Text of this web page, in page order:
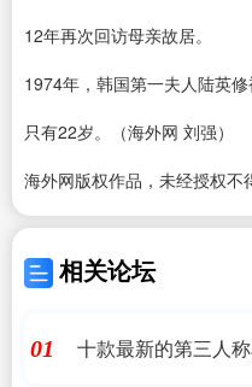
12年再次回访母亲故居。
1974年，韩国第一夫人陆英
只有22岁。（海外网 刘强）
海外网版权作品，未经授权不
相关论坛
01 十款最新的第三人